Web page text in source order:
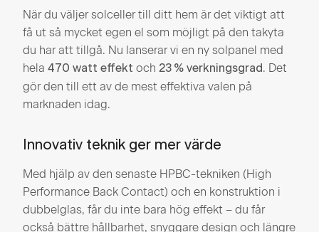
När du väljer solceller till ditt hem är det viktigt att
få ut så mycket egen el som möjligt på den takyta
du har att tillgå. Nu lanserar vi en ny solpanel med
hela 470 watt effekt och 23 % verkningsgrad. Det
gör den till ett av de mest effektiva valen på
marknaden idag.
Innovativ teknik ger mer värde
Med hjälp av den senaste HPBC-tekniken (High
Performance Back Contact) och en konstruktion i
dubbelglas, får du inte bara hög effekt – du får
också bättre hållbarhet, snyggare design och längre